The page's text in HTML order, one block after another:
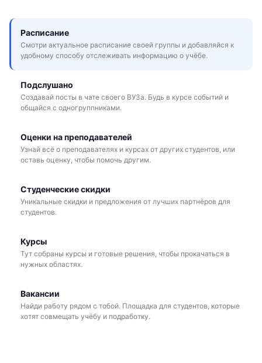
Расписание
Смотри актуальное расписание своей группы и добавляйся к
удобному способу отслеживать информацию о учёбе.
Подслушано
Создавай посты в чате своего ВУЗа. Будь в курсе событий и
общайся с одногруппниками.
Оценки на преподавателей
Узнай всё о преподавателях и курсах от других студентов, или
оставь оценку, чтобы помочь другим.
Студенческие скидки
Уникальные скидки и предложения от лучших партнёров для
студентов.
Курсы
Тут собраны курсы и готовые решения, чтобы прокачаться в
нужных областях.
Вакансии
Найди работу рядом с тобой. Площадка для студентов, которые
хотят совмещать учёбу и подработку.